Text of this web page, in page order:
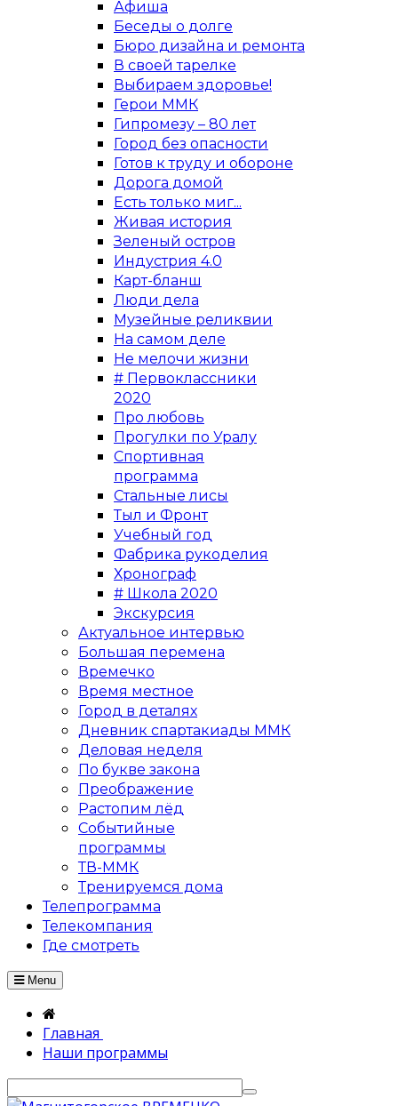
Афиша
Беседы о долге
Бюро дизайна и ремонта
В своей тарелке
Выбираем здоровье!
Герои ММК
Гипромезу – 80 лет
Город без опасности
Готов к труду и обороне
Дорога домой
Есть только миг...
Живая история
Зеленый остров
Индустрия 4.0
Карт-бланш
Люди дела
Музейные реликвии
На самом деле
Не мелочи жизни
# Первоклассники
2020
Про любовь
Прогулки по Уралу
Спортивная
программа
Стальные лисы
Тыл и Фронт
Учебный год
Фабрика рукоделия
Хронограф
# Школа 2020
Экскурсия
Актуальное интервью
Большая перемена
Времечко
Время местное
Город в деталях
Дневник спартакиады ММК
Деловая неделя
По букве закона
Преображение
Растопим лёд
Событийные
программы
ТВ-ММК
Тренируемся дома
Телепрограмма
Телекомпания
Где смотреть
Menu
Главная
Наши программы